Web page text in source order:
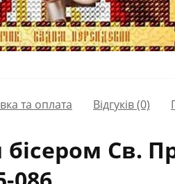
та оплата Відгуків (0)
бісером Св.